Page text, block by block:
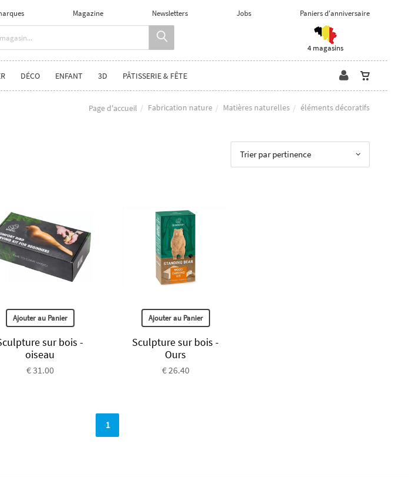
Magazine Newsletters Jobs Paniers d'anniversaire
4 magasins
DÉCO ENFANT 3D PÂTISSERIE & FÊTE
Page d'accueil Fabrication nature Matières naturelles éléments décoratifs
Trier par pertinence
Ajouter au Panier
sur bois -
oiseau
€ 31.00
Ajouter au Panier
Sculpture sur bois -
Ours
€ 26.40
1